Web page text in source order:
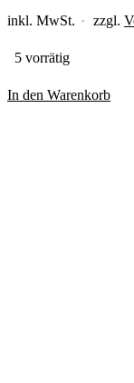
inkl. MwSt. zzgl.
5 vorrätig
In den Warenkorb